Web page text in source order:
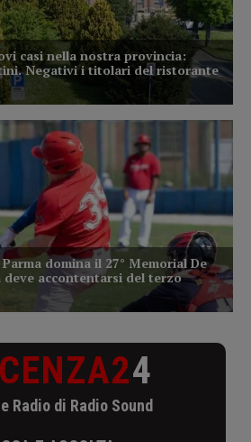
4
Radio di Radio Sound